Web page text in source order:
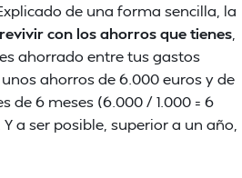
Explicado de una forma sencilla, la
con los ahorros que tienes
ahorrado entre tus gastos
ahorros de 6.000 euros y de
de 6 meses (6.000 / 1.000 = 6
a ser posible, superior a un año,